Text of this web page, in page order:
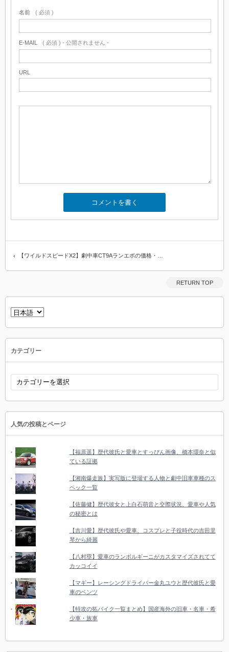
名前 ( 必須 )
E-MAIL ( 必須 ) - 公開されません -
URL
【ワイルドスピードX2】劇中車CT9Aランエボの価格・…
RETURN TOP
言
語
カテゴリー
カ
ゴ
リ
人気の投稿とページ
【福原遥】歴代彼氏と愛車とすっぴん画像、橋本環奈と似
ている証拠
【湘南爆走族】実写版に登場する人物と劇中旧車車種のス
ペック一覧
【佐藤健】歴代彼女と上白石萌音と交際状況、愛車や人気
の秘密とは
【吉川愛】歴代彼氏や愛車、コスプレと子役時代の吉田里
琴から綺麗
【八村塁】愛車のランボルギーニがカスタマイズされてて
カッコイイ
【マギー】レーシングドライバー金丸ユウと歴代彼氏と愛
車のベンツ
【特攻の拓バイク一覧まとめ】国産海外の旧車・名車・希
少車・族車